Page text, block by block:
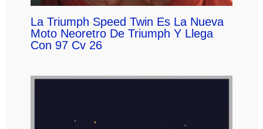
La Triumph Speed Twin Es La Nueva
Moto Neoretro De Triumph Y Llega
Con 97 Cv 26